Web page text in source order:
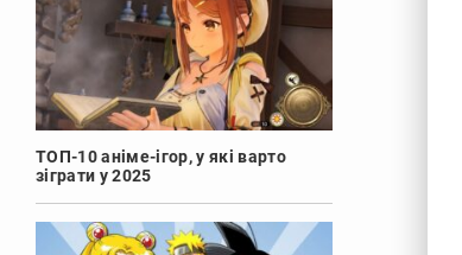
ТОП-10 аніме-ігор, у які варто
зіграти у 2025